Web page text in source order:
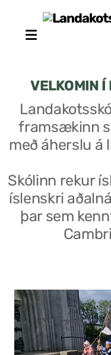
VELKOMIN
framsækinn
með áherslu á
Skólinn rekur
íslenskri
þar sem
Stjórn
Skólaráð
Fundargerðir skólaráðs
Stjórnendateymi
Skólareglur
Starfsáætlun